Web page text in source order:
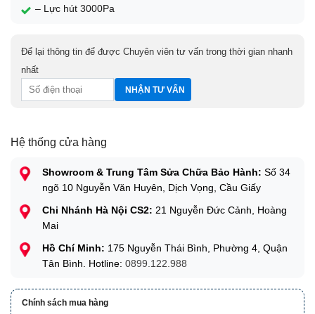
– Lực hút 3000Pa
Để lại thông tin để được Chuyên viên tư vấn trong thời gian nhanh
nhất
Hệ thống cửa hàng
Showroom & Trung Tâm Sửa Chữa Bảo Hành: Số 34
ngõ 10 Nguyễn Văn Huyên, Dịch Vọng, Cầu Giấy
Chi Nhánh Hà Nội CS2: 21 Nguyễn Đức Cảnh, Hoàng
Mai
Hồ Chí Minh: 175 Nguyễn Thái Bình, Phường 4, Quận
Tân Bình. Hotline: 0899.122.988
Chính sách mua hàng